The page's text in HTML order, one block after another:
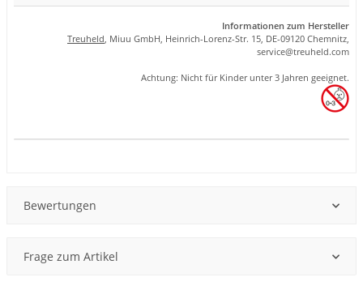
Informationen zum Hersteller
Treuheld, Miuu GmbH, Heinrich-Lorenz-Str. 15, DE-09120 Chemnitz,
service@treuheld.com
Achtung: Nicht für Kinder unter 3 Jahren geeignet.
Bewertungen
Frage zum Artikel